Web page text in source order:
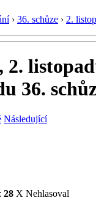
› 36. schůze › 2.
2.
36.
Následující
28 X Nehlasoval